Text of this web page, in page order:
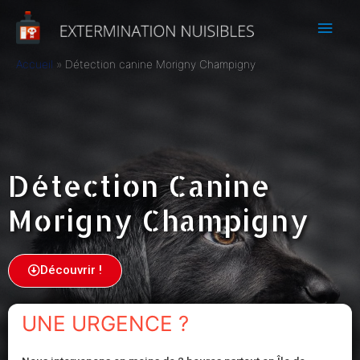
Accueil Détection canine Morigny Champigny
Détection Canine
Morigny Champigny
Découvrir !
UNE URGENCE ?